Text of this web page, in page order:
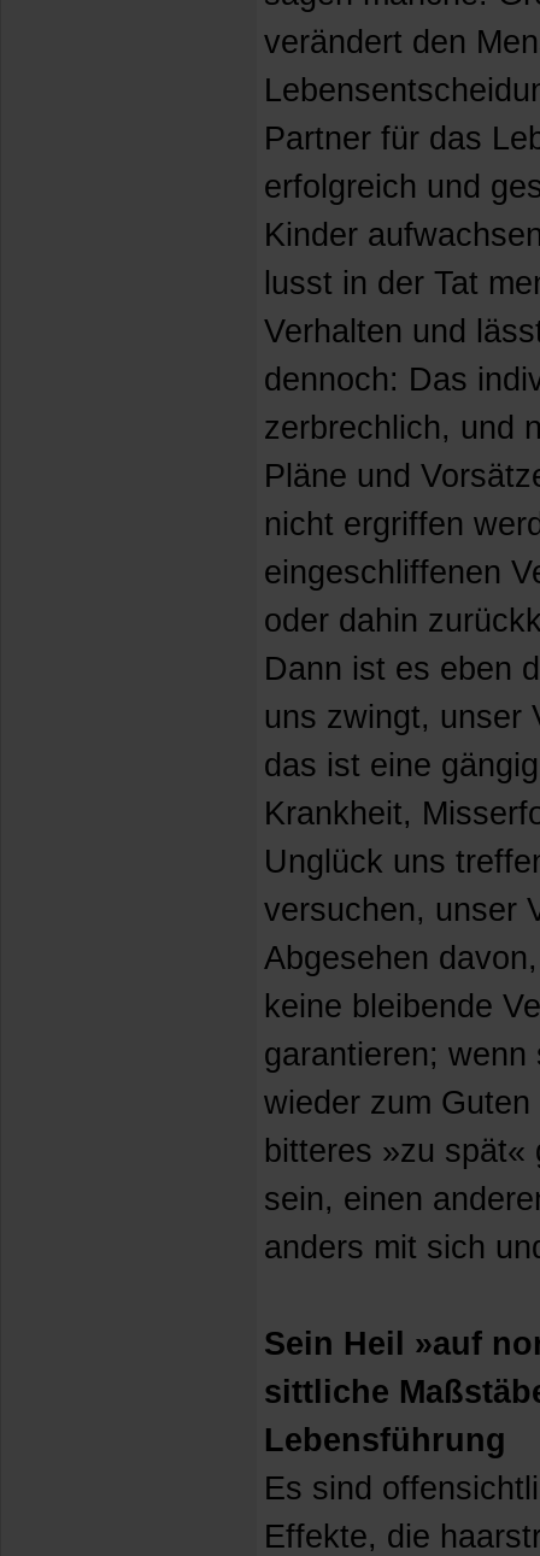
verändert den
Partner für das
erfolgreich und
Kinder
lusst in der Tat
Verhalten und
dennoch: Das
zerbrechlich, und
Pläne und
nicht ergriffen
eingeschliffenen
oder dahin
Dann ist es eben
uns zwingt, unser
das ist eine
Krankheit,
Unglück uns
versuchen, unser
Abgesehen
keine bleibende
garantieren;
wieder zum
bitteres »zu
sein, einen
anders mit sich
Sein Heil »auf
sittliche
Lebensführung
Es sind
Effekte, die